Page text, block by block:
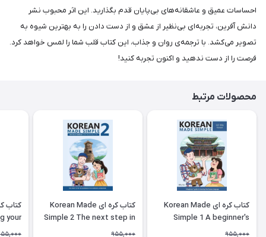
احساسات عمیق و عاشقانه‌های بی‌پایان قدم بگذارید. این اثر محبوب نشر
دانش آفرین، تجربه‌ای بی‌نظیر از عشق و از دست دادن را به بهترین شیوه به
تصویر می‌کشد. با ترجمه‌ی روان و جذاب، این کتاب قلب شما را لمس خواهد کرد.
فرصت را از دست ندهید و اکنون تجربه کنید!
محصولات مرتبط
کتاب کره ای Korean Made
Simple 1 A beginner's
guide to learning the
955,000
کتاب کره ای Korean Made
Simple 2 The next step in
learning the Korean
955,000
your
the